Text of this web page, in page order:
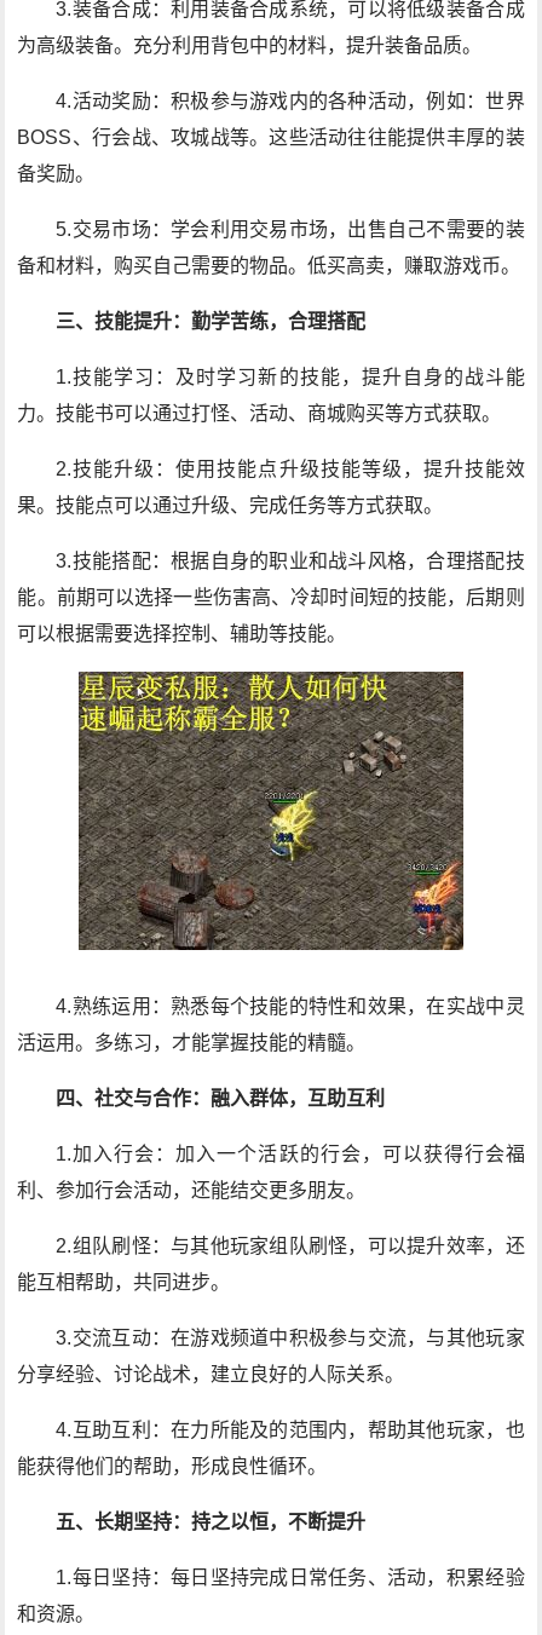
3.装备合成：利用装备合成系统，可以将低级装备合成
为高级装备。充分利用背包中的材料，提升装备品质。
4.活动奖励：积极参与游戏内的各种活动，例如：世界
BOSS、行会战、攻城战等。这些活动往往能提供丰厚的装
备奖励。
5.交易市场：学会利用交易市场，出售自己不需要的装
备和材料，购买自己需要的物品。低买高卖，赚取游戏币。
三、技能提升：勤学苦练，合理搭配
1.技能学习：及时学习新的技能，提升自身的战斗能
力。技能书可以通过打怪、活动、商城购买等方式获取。
2.技能升级：使用技能点升级技能等级，提升技能效
果。技能点可以通过升级、完成任务等方式获取。
3.技能搭配：根据自身的职业和战斗风格，合理搭配技
能。前期可以选择一些伤害高、冷却时间短的技能，后期则
可以根据需要选择控制、辅助等技能。
4.熟练运用：熟悉每个技能的特性和效果，在实战中灵
活运用。多练习，才能掌握技能的精髓。
四、社交与合作：融入群体，互助互利
1.加入行会：加入一个活跃的行会，可以获得行会福
利、参加行会活动，还能结交更多朋友。
2.组队刷怪：与其他玩家组队刷怪，可以提升效率，还
能互相帮助，共同进步。
3.交流互动：在游戏频道中积极参与交流，与其他玩家
分享经验、讨论战术，建立良好的人际关系。
4.互助互利：在力所能及的范围内，帮助其他玩家，也
能获得他们的帮助，形成良性循环。
五、长期坚持：持之以恒，不断提升
1.每日坚持：每日坚持完成日常任务、活动，积累经验
和资源。